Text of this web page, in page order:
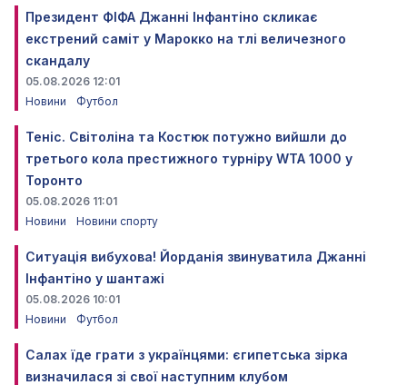
Президент ФІФА Джанні Інфантіно скликає
екстрений саміт у Марокко на тлі величезного
скандалу
05.08.2026 12:01
Новини
Футбол
Теніс. Світоліна та Костюк потужно вийшли до
третього кола престижного турніру WTA 1000 у
Торонто
05.08.2026 11:01
Новини
Новини спорту
Ситуація вибухова! Йорданія звинуватила Джанні
Інфантіно у шантажі
05.08.2026 10:01
Новини
Футбол
Салах їде грати з українцями: єгипетська зірка
визначилася зі свої наступним клубом